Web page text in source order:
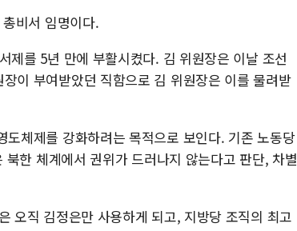
비서 임명이다.
제를 5년 만에 부활시켰다. 김 위원장은 이날 조선
이 부여받았던 직함으로 김 위원장은 이를 물려받
체제를 강화하려는 목적으로 보인다. 기존 노동당
한 체계에서 권위가 드러나지 않는다고 판단, 차별
오직 김정은만 사용하게 되고, 지방당 조직의 최고